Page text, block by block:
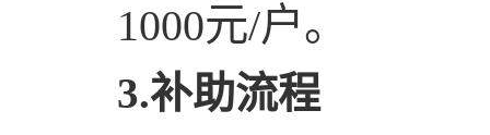
1000元/户。
3.补助流程